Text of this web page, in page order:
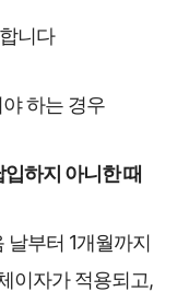
니다
하는 경우
하지 아니한 때
날부터 1개월까지
이자가 적용되고,